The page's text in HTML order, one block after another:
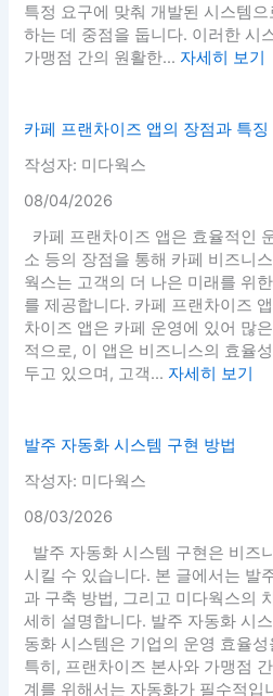
특정 요구에 맞춰 개발된 시스템
하는 데 중점을 둡니다. 이러한 시
가맹점 간의 원활한... 자세히 보기
카페 프랜차이즈 앱의 장점과 특징
작성자: 미다웍스
08/04/2026
카페 프랜차이즈 앱은 효율적인
소 등의 장점을 통해 카페 비즈니
웍스는 고객의 더 나은 미래를 위
를 제공합니다. 카페 프랜차이즈
차이즈 앱은 카페 운영에 있어 많
적으로, 이 앱은 비즈니스의 효율
두고 있으며, 고객... 자세히 보기
발주 자동화 시스템 구현 방법
작성자: 미다웍스
08/03/2026
발주 자동화 시스템 구현은 비즈
시킬 수 있습니다. 본 글에서는 발
과 구축 방법, 그리고 미다웍스의
세히 설명합니다. 발주 자동화 시
동화 시스템은 기업의 운영 효율
특히, 프랜차이즈 본사와 가맹점
계를 위해서는 자동화가 필수적입